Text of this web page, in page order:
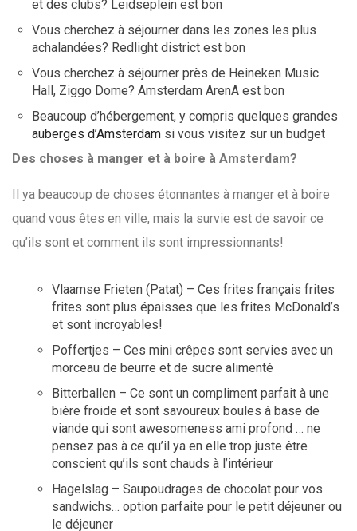
et des clubs? Leidseplein est bon
Vous cherchez à séjourner dans les zones les plus
achalandées? Redlight district est bon
Vous cherchez à séjourner près de Heineken Music
Hall, Ziggo Dome? Amsterdam ArenA est bon
Beaucoup d’hébergement, y compris quelques grandes
auberges d’Amsterdam si vous visitez sur un budget
Des choses à manger et à boire à Amsterdam?
Il ya beaucoup de choses étonnantes à manger et à boire
quand vous êtes en ville, mais la survie est de savoir ce
qu’ils sont et comment ils sont impressionnants!
Vlaamse Frieten (Patat) – Ces frites français frites
frites sont plus épaisses que les frites McDonald’s
et sont incroyables!
Poffertjes – Ces mini crêpes sont servies avec un
morceau de beurre et de sucre alimenté
Bitterballen – Ce sont un compliment parfait à une
bière froide et sont savoureux boules à base de
viande qui sont awesomeness ami profond … ne
pensez pas à ce qu’il ya en elle trop juste être
conscient qu’ils sont chauds à l’intérieur
Hagelslag – Saupoudrages de chocolat pour vos
sandwichs… option parfaite pour le petit déjeuner ou
le déjeuner